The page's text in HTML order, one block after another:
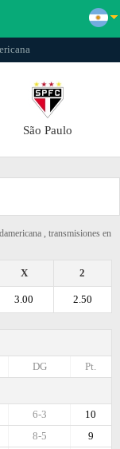
São Paulo
, transmisiones en
2
X
2.50
3.00
Pt.
DG
10
6-3
9
8-5